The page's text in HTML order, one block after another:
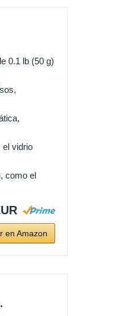
0.1 lb (50 g)
el vidrio
como el
en Amazon